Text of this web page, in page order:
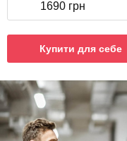
1690 грн
Купити для себе